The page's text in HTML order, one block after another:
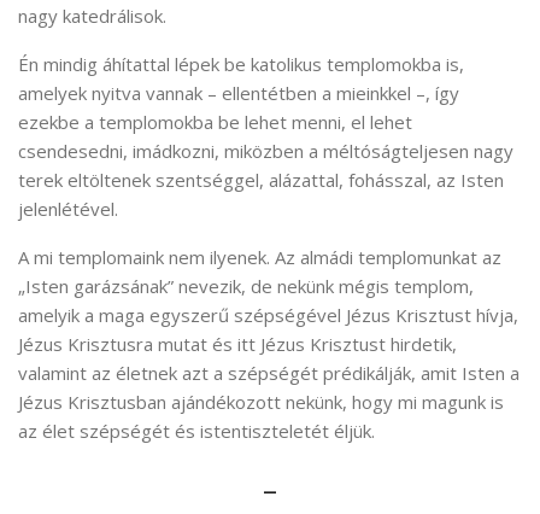
nagy katedrálisok.
Én mindig áhítattal lépek be katolikus templomokba is,
amelyek nyitva vannak – ellentétben a mieinkkel –, így
ezekbe a templomokba be lehet menni, el lehet
csendesedni, imádkozni, miközben a méltóságteljesen nagy
terek eltöltenek szentséggel, alázattal, fohásszal, az Isten
jelenlétével.
A mi templomaink nem ilyenek. Az almádi templomunkat az
„Isten garázsának” nevezik, de nekünk mégis templom,
amelyik a maga egyszerű szépségével Jézus Krisztust hívja,
Jézus Krisztusra mutat és itt Jézus Krisztust hirdetik,
valamint az életnek azt a szépségét prédikálják, amit Isten a
Jézus Krisztusban ajándékozott nekünk, hogy mi magunk is
az élet szépségét és istentiszteletét éljük.
–